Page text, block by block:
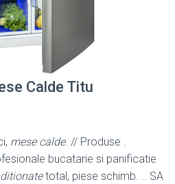
Calde Titu
mese calde. // Produse .
bucatarie si panificatie
total, piese schimb. .. SA